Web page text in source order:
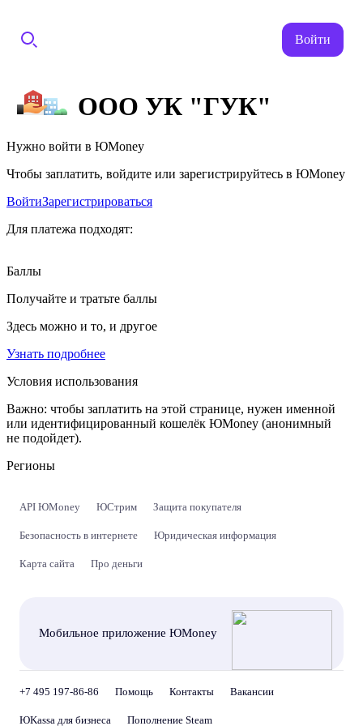
Войти
ООО УК "ГУК"
Нужно войти в ЮMoney
Чтобы заплатить, войдите или зарегистрируйтесь в ЮMoney
ВойтиЗарегистрироваться
Для платежа подходят:
Баллы
Получайте и тратьте баллы
Здесь можно и то, и другое
Узнать подробнее
Условия использования
Важно: чтобы заплатить на этой странице, нужен именной
или идентифицированный кошелёк ЮMoney (анонимный
не подойдет).
Регионы
API ЮMoney ЮСтрим Защита покупателя
Безопасность в интернете Юридическая информация
Карта сайта Про деньги
Мобильное приложение ЮMoney
+7 495 197-86-86 Помощь Контакты Вакансии
ЮKassa для бизнеса Пополнение Steam